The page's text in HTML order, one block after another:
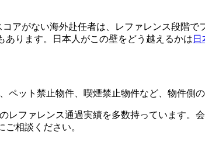
コアがない海外赴任者は、レファレンス段階
ります。日本人がこの壁をどう越えるかは
ペット禁止物件、喫煙禁止物件など、物件側
レファレンス通過実績を多数持っています
相談ください。